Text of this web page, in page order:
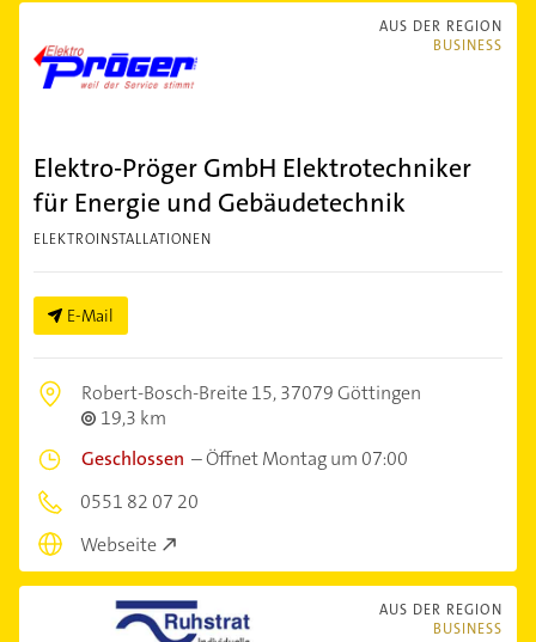
AUS DER REGION
BUSINESS
Elektro-Pröger GmbH Elektrotechniker
für Energie und Gebäudetechnik
ELEKTROINSTALLATIONEN
E-Mail
Robert-Bosch-Breite 15,37079 Göttingen
19,3 km
Geschlossen –Öffnet Montag um 07:00
0551 82 07 20
Webseite
AUS DER REGION
BUSINESS